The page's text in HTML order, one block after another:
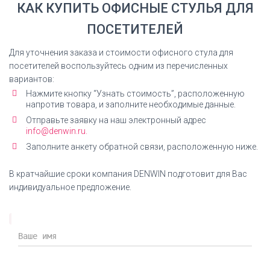
Сертификат соответствия Everprof King CF
Экокожа
СКАЧАТЬ СЕРТИФИКАТ
Кресло офисное Everprof King CF Экокожа
инструкция по сборке
СКАЧАТЬ ИНСТРУКЦИЮ
Дилерский сертификат DENWIN
КАК КУПИТЬ ОФИСНЫЕ СТУЛЬЯ ДЛЯ
ПОСЕТИТЕЛЕЙ
Для уточнения заказа и стоимости офисного стула для
посетителей воспользуйтесь одним из перечисленных
вариантов:
Нажмите кнопку “Узнать стоимость”, расположенную
напротив товара, и заполните необходимые данные.
Отправьте заявку на наш электронный адрес
info@denwin.ru.
Заполните анкету обратной связи, расположенную ниже.
В кратчайшие сроки компания DENWIN подготовит для Вас
индивидуальное предложение.